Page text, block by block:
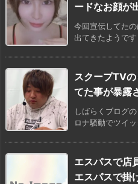
ードなお顔が
今回宣伝してた
出てきたようで
スクープTV
てた事が暴露
しばらくブログ
ロナ騒動でツイ
エスパスで店
エスパスで掛